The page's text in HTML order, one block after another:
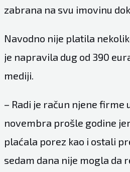
zabrana na svu imovinu
Navodno nije platila
je napravila dug od 390
mediji.
– Radi je račun njene firme
novembra prošle godine
plaćala porez kao i ostali
sedam dana nije mogla da